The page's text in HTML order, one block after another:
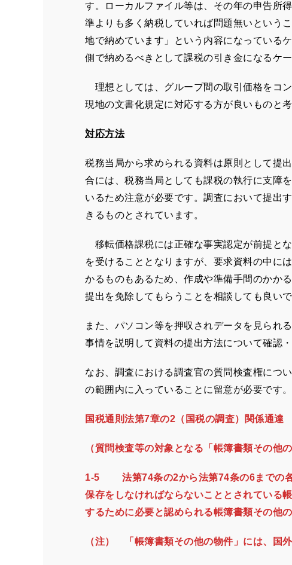
す。ローカルファイル等は、その年の申告所
準よりも多く納税していれば問題無いという
地で納めています」という内容になっている
側で納めるべきとして課税の引き金になるケー
理想としては、グループ間の取引価格をコ
現地の文書化規定に対応する方が良いものと考
対応方法
税務当局から求められる資料は原則として提
合には、税務当局としても課税の執行に支障
いるため注意が必要です。調査において提出
きるものとされています。
移転価格課税には正確な事実認定が前提と
を受けることとなりますが、要求資料の中に
かるものもあるため、作成や準備手間のかか
提出を免除してもらうことを相談しても良いで
また、パソコン等を押収されデータを見られ
事情を説明して資料の提出方法について確
なお、調査における調査官の質問検査権につ
の範囲内に入っていることに留意が必要です。
国税通則法第7章の2 （国税の調査）関係通達
（質問検査等の対象となる「帳簿書類その他
1-5
法第74条の2から法第74条の6までの
保存をしなければならないこととされている
するために必要と認められる帳簿書類その他
（注） 「帳簿書類その他の物件」には、国